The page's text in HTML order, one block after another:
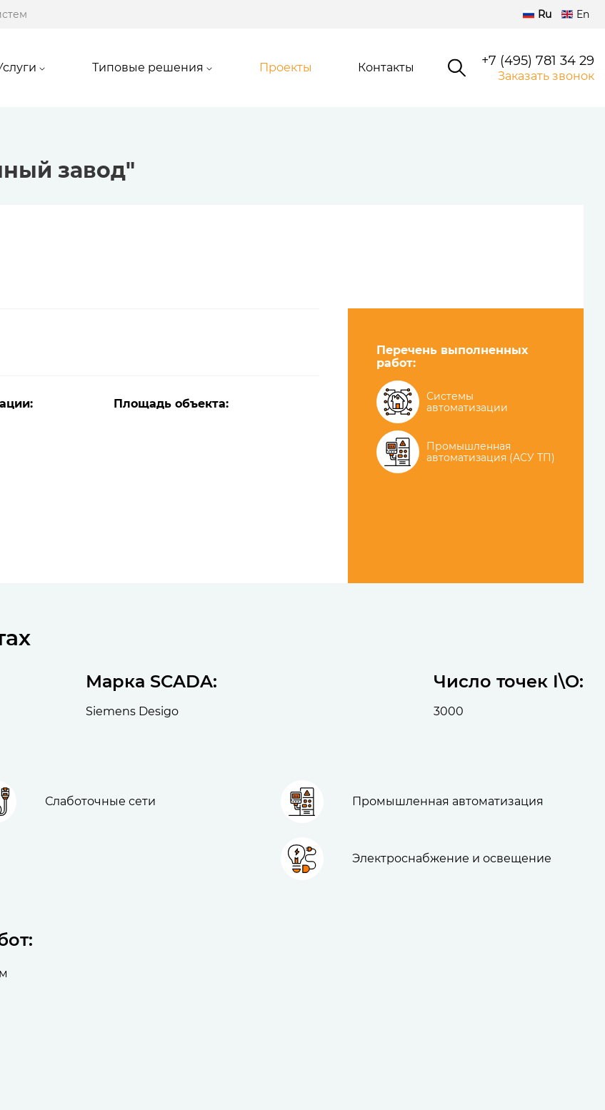
Ru En
Типовые решения Проекты Контакты +7 (495) 781 34 29
Заказать звонок
завод"
Площадь объекта:
Перечень выполненных
работ:
Системы
автоматизации
Промышленная
автоматизация (АСУ ТП)
Марка SCADA:
Siemens Desigo
Число точек I\O:
3000
Слаботочные сети Промышленная автоматизация
Электроснабжение и освещение